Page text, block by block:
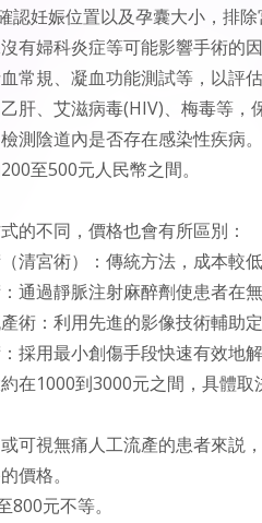
認妊娠位置以及孕囊大小，排除
有婦科炎症等可能影響手術的因
常規、凝血功能測試等，以評
肝、艾滋病毒(HIV)、梅毒等，
測陰道內是否存在感染性疾病。
至500元人民幣之間。
的不同，價格也會有所區別：
清宮術）：傳統方法，成本較低
通過靜脈注射麻醉劑使患者在
術：利用先進的影像技術輔助
採用最小創傷手段快速有效地
在1000到3000元之間，具體取
可視無痛人工流產的患者來説
價格。
800元不等。